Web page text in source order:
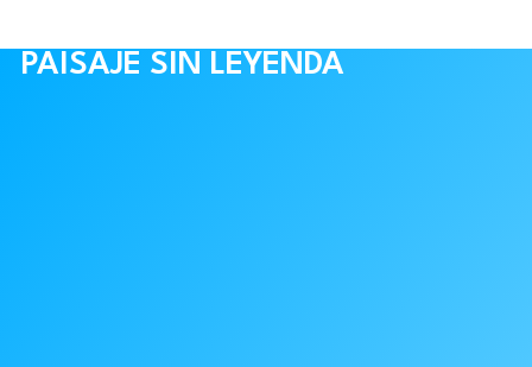
PAISAJE SIN LEYENDA